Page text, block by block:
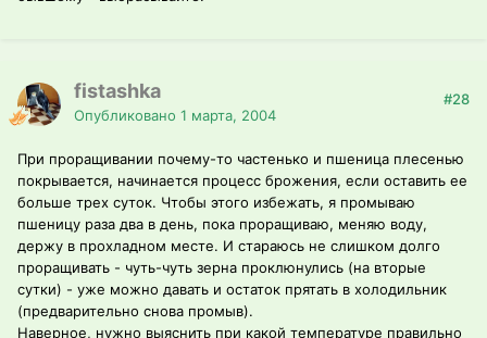
fistashka
Опубликовано 1 марта, 2004
#28
При проращивании почему-то частенько и пшеница плесенью
покрывается, начинается процесс брожения, если оставить ее
больше трех суток. Чтобы этого избежать, я промываю
пшеницу раза два в день, пока проращиваю, меняю воду,
держу в прохладном месте. И стараюсь не слишком долго
проращивать - чуть-чуть зерна проклюнулись (на вторые
сутки) - уже можно давать и остаток прятать в холодильник
(предварительно снова промыв).
Наверное, нужно выяснить при какой температуре правильно